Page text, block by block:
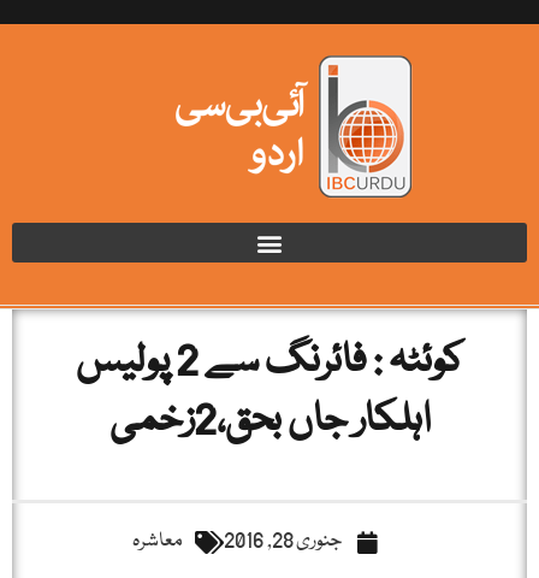
کوئٹہ : فائرنگ سے 2 پولیس
اہلکار جاں بحق،2زخمی
جنوری 28, 2016 معاشرہ